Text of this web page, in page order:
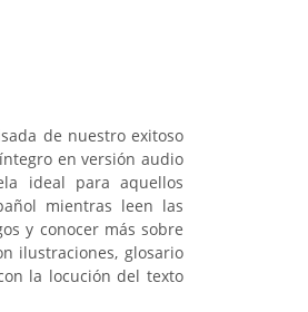
de nuestro exitoso
en versión audio
ideal para aquellos
mientras leen las
y conocer más sobre
ilustraciones, glosario
la locución del texto